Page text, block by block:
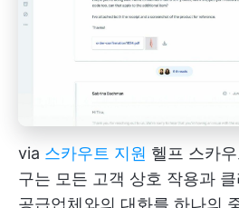
via 스카우트 지원 헬프 스카
구는 모든 고객 상호 작용과
공급업체와의 대화를 하나의